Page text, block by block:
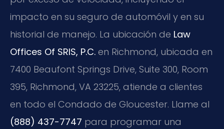
impacto en su seguro de automóvil y en su
historial de manejo. La ubicación de Law
Offices Of SRIS, P.C. en Richmond, ubicada en
7400 Beaufont Springs Drive, Suite 300, Room
395, Richmond, VA 23225, atiende a clientes
en todo el Condado de Gloucester. Llame al
(888) 437-7747 para programar una